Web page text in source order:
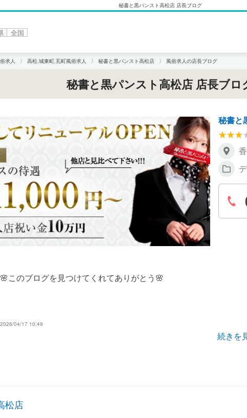
秘書と黒パンスト高松店 店長ブログ
全国
求人 高松,城東町,瓦町風俗求人 秘書と黒パンスト高松店 風俗求人の店長ブログ
秘書と黒パンスト高松店 店長ブロ
秘書と
🌸このブログを見つけてくれてありがとう🌸
2026/04/17 10:49
続きを
松店